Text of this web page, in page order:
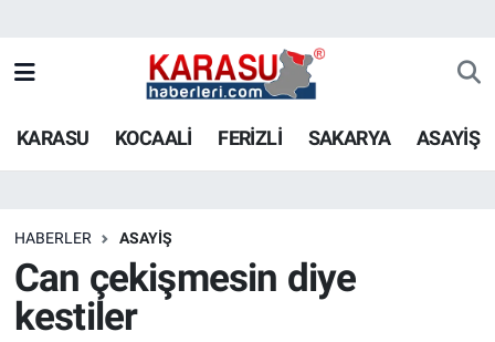
KARASU KOCAALİ FERİZLİ SAKARYA ASAYİŞ
HABERLER ASAYİŞ
Can çekişmesin diye
kestiler